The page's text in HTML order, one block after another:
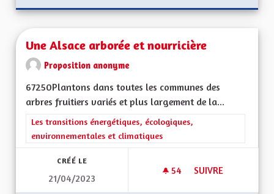
Une Alsace arborée et nourricière
Proposition anonyme
67250Plantons dans toutes les communes des
arbres fruitiers variés et plus largement de la...
Filtrer les résultats de la catégorie : Les transitions
Les transitions énergétiques, écologiques,
environnementales et climatiques
CRÉÉ LE
21/04/2023
54 54 ABONNÉS
SUIVRE